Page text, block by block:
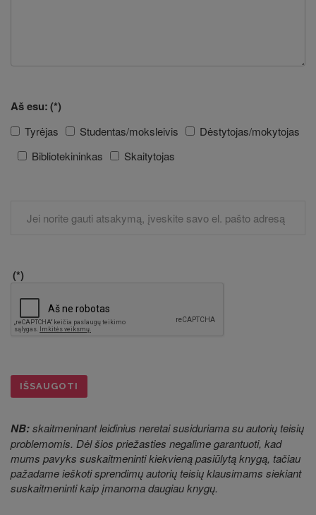
Aš esu:(*)
Tyrėjas Studentas/moksleivis
Dėstytojas/mokytojas
Bibliotekininkas
Skaitytojas
(*)
IŠSAUGOTI
NB:skaitmeninant leidinius neretai susiduriama su autorių teisių
problemomis. Dėl šios priežasties negalime garantuoti, kad
mums pavyks suskaitmeninti kiekvieną pasiūlytą knygą, tačiau
pažadame ieškoti sprendimų autorių teisių klausimams siekiant
suskaitmeninti kaip įmanoma daugiau knygų.